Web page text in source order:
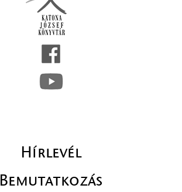
Hírlevél
Bemutatkozás